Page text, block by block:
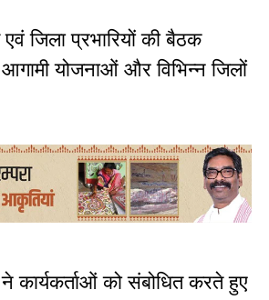
जिला प्रभारियों की बैठक
योजनाओं और विभिन्न जिलों
कार्यकर्ताओं को संबोधित करते हुए